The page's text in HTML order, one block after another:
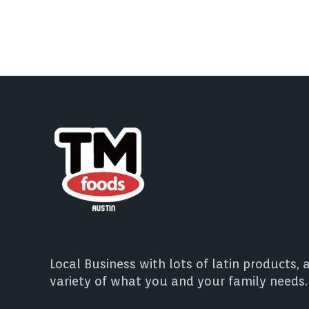
Local Business with lots of latin products, a
variety of what you and your family needs.